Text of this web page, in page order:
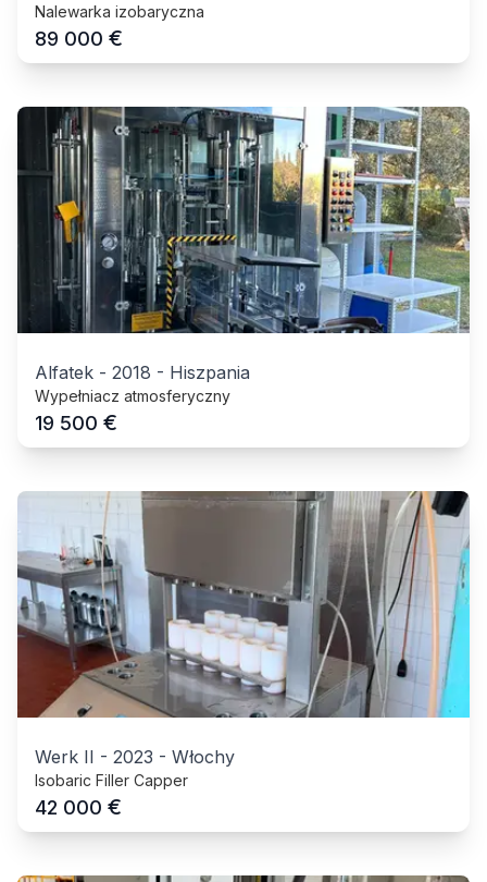
Nalewarka izobaryczna
89 000 €
Alfatek - 2018 - Hiszpania
Wypełniacz atmosferyczny
19 500 €
Werk II - 2023 - Włochy
Isobaric Filler Capper
42 000 €